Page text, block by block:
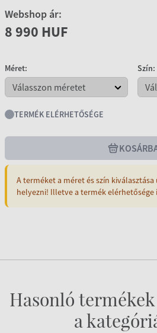
Webshop ár:
8 990 HUF
Méret: Szín:
TERMÉK ELÉRHETŐSÉGE
A terméket a méret és szín
helyezni! Illetve a termék elérhetősége
Hasonló
a